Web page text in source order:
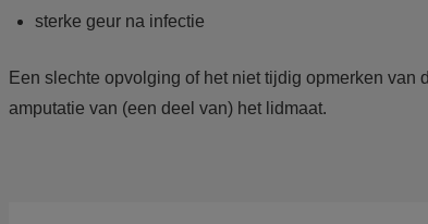
sterke geur na infectie
Een slechte opvolging of het niet tijdig opmerken
amputatie van (een deel van) het lidmaat.